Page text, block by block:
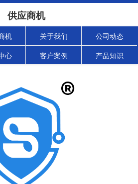
供应商机
机 关于我们 公司动态
心 客户案例 产品知识